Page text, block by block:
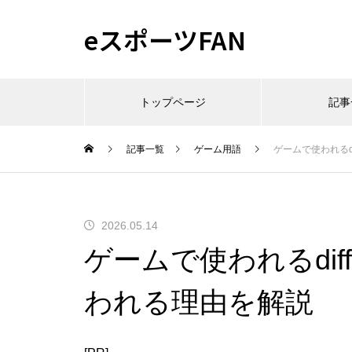
eスポーツFAN
トップページ 記
記事一覧 ゲーム用語 ゲームで使われ
2026.05.14
ゲームで使われる
われる理由を解説